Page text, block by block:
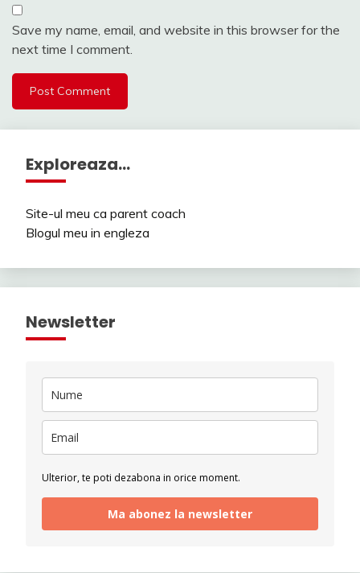
Save my name, email, and website in this browser for the
next time I comment.
Exploreaza…
Site-ul meu ca parent coach
Blogul meu in engleza
Newsletter
Ulterior, te poti dezabona in orice moment.
Ma abonez la newsletter